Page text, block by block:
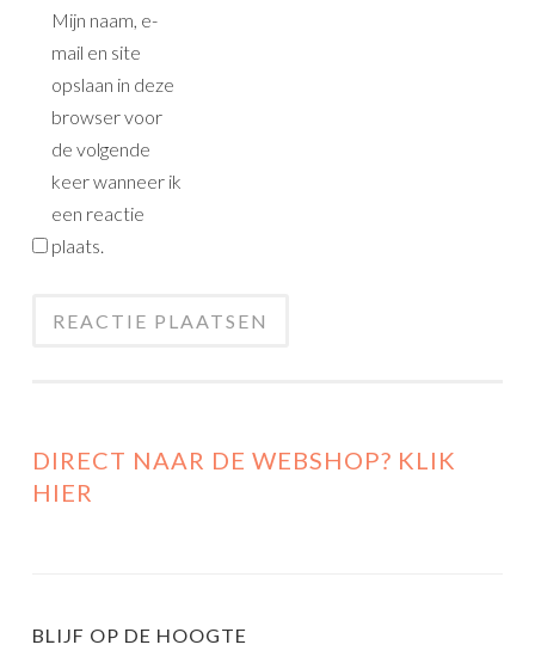
Mijn naam, e-
mail en site
opslaan in deze
browser voor
de volgende
keer wanneer ik
een reactie
plaats.
DIRECT NAAR DE WEBSHOP? KLIK
HIER
BLIJF OP DE HOOGTE